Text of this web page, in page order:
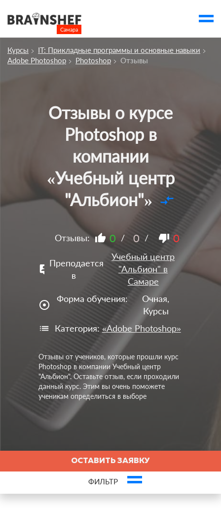
Самара
Посмотреть по России
О компании
Курсы
IT: Прикладные программы и основные навыки
Adobe Photoshop
Photoshop Отзывы
Отзывы о курсе
Photoshop в
компании
«Учебный центр
"Альбион"» compare_arrows
Преподается
в
Учебный центр
"Альбион" в
Самаре
adjust
Форма обучения:
Очная,
Курсы
Категория: «Adobe Photoshop»
Отзывы: 0 / 0 / 0
Отзывы от учеников, которые прошли курс
Photoshop в компании Учебный центр
"Альбион". Оставьте отзыв, если проходили
данный курс. Этим вы очень поможете
ученикам определиться в выборе
ОСТАВИТЬ ЗАЯВКУ
ФИЛЬТР